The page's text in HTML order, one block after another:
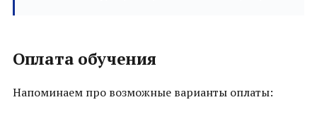
Оплата обучения
Напоминаем про возможные варианты оплаты: